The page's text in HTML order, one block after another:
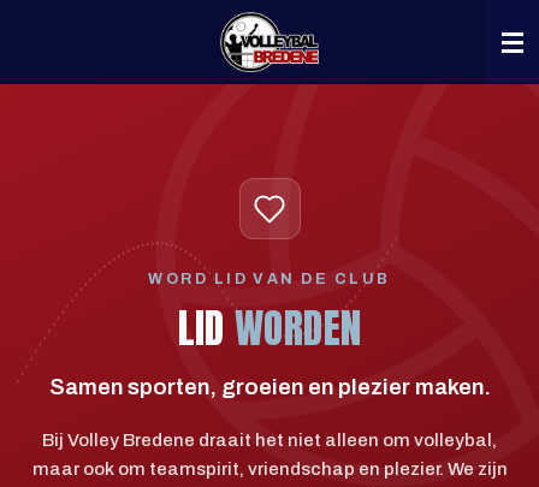
de
WORD LID VAN DE CLUB
LIDWORDEN
Samen sporten, groeien en plezier maken.
Bij Volley Bredene draait het niet alleen om volleybal,
maar ook om teamspirit, vriendschap en plezier. We zijn